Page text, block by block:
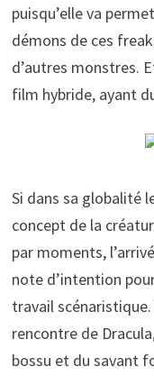
puisqu’elle va
démons de ces
d’autres monstres.
film hybride, ayant
Si dans sa globalité
concept de la
par moments,
note d’intention
travail
rencontre de
bossu et du savant